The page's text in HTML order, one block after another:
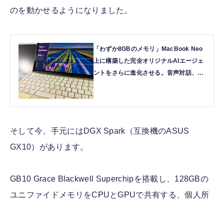
のを動かせるようになりました。
「わずか8GBのメモリ」MacBook Neo
上に構築した完全オリジナルAIエージェ
ントをさらに進化させる。音声対話、
TechnoEdge
そして今、手元にはDGX Spark（互換機のASUS
GX10）があります。
GB10 Grace Blackwell Superchipを搭載し、128GBの
ユニファイドメモリをCPUとGPUで共有する、個人所